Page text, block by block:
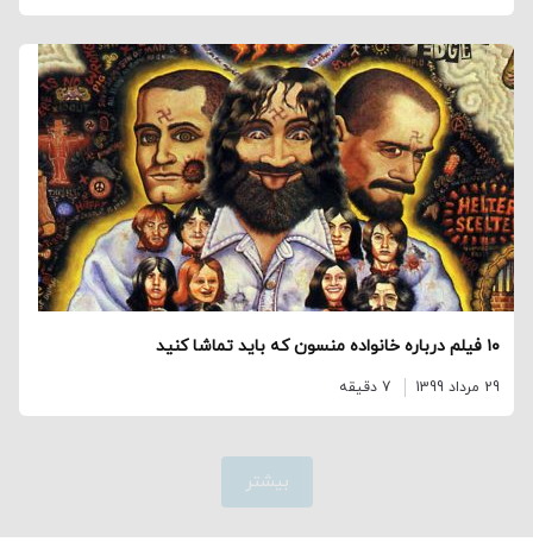
۱۰ فیلم درباره خانواده منسون که باید تماشا کنید
29 مرداد 1399 7 دقیقه
بیشتر